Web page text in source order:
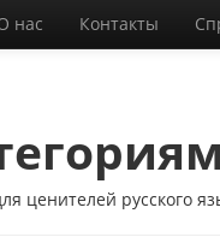
нас Контакты
ценителей русского